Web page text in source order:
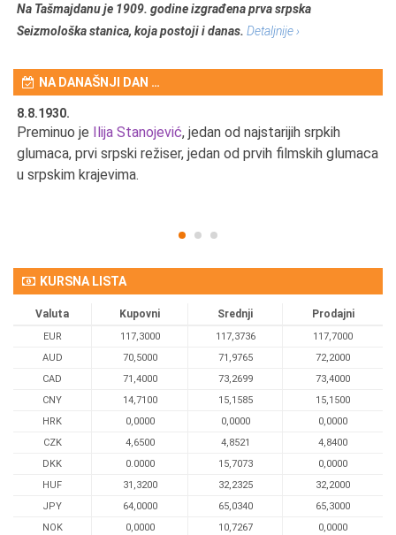
Na Tašmajdanu je 1909. godine izgrađena prva srpska
Seizmološka stanica, koja postoji i danas. Detaljnije ›
NA DANAŠNJI DAN …
8.8.1930.
Preminuo je Ilija Stanojević, jedan od najstarijih srpkih
glumaca, prvi srpski režiser, jedan od prvih filmskih glumaca
u srpskim krajevima.
KURSNA LISTA
Valuta Kupovni Srednji Prodajni
EUR 117,3000 117,3736
117,7000
AUD
70,5000 71,9765
72,2000
CAD
71,4000 73,2699
73,4000
CNY
14,7100 15,1585
15,1500
HRK
0,0000 0,0000
0,0000
CZK
4,6500 4,8521
4,8400
DKK
0.0000 15,7073
0,0000
HUF
31,3200 32,2325
32,2000
JPY
64,0000 65,0340
65,3000
NOK
0,0000 10,7267 0,0000